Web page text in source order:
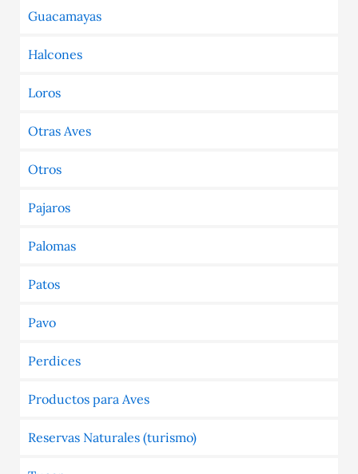
Guacamayas
Halcones
Loros
Otras Aves
Otros
Pajaros
Palomas
Patos
Pavo
Perdices
Productos para Aves
Reservas Naturales (turismo)